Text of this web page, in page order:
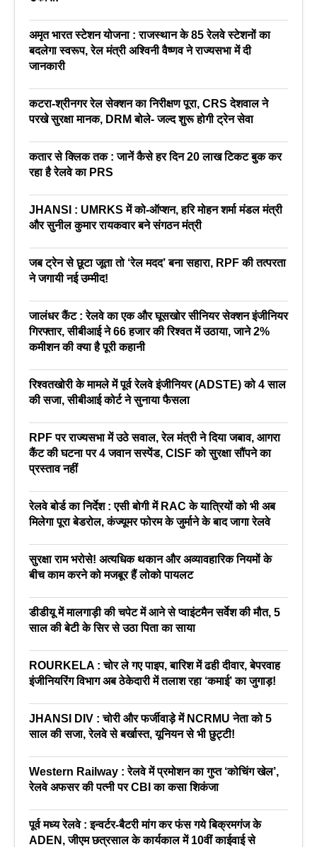
अमृत भारत स्टेशन योजना : राजस्थान के 85 रेलवे स्टेशनों का
बदलेगा स्वरूप, रेल मंत्री अश्विनी वैष्णव ने राज्यसभा में दी
जानकारी
कटरा-श्रीनगर रेल सेक्शन का निरीक्षण पूरा, CRS देशवाल ने
परखे सुरक्षा मानक, DRM बोले- जल्द शुरू होगी ट्रेन सेवा
कतार से क्लिक तक : जानें कैसे हर दिन 20 लाख टिकट बुक कर
रहा है रेलवे का PRS
JHANSI : UMRKS में को-ऑप्शन, हरि मोहन शर्मा मंडल मंत्री
और सुनील कुमार रायकवार बने संगठन मंत्री
जब ट्रेन से छूटा जूता तो ‘रेल मदद’ बना सहारा, RPF की तत्परता
ने जगायी नई उम्मीद!
जालंधर कैंट : रेलवे का एक और घूसखोर सीनियर सेक्शन इंजीनियर
गिरफ्तार, सीबीआई ने 66 हजार की रिश्वत में उठाया, जाने 2%
कमीशन की क्या है पूरी कहानी
रिश्वतखोरी के मामले में पूर्व रेलवे इंजीनियर (ADSTE) को 4 साल
की सजा, सीबीआई कोर्ट ने सुनाया फैसला
RPF पर राज्यसभा में उठे सवाल, रेल मंत्री ने दिया जबाव, आगरा
कैंट की घटना पर 4 जवान सस्पेंड, CISF को सुरक्षा सौंपने का
प्रस्ताव नहीं
रेलवे बोर्ड का निर्देश : एसी बोगी में RAC के यात्रियों को भी अब
मिलेगा पूरा बेडरोल, कंज्यूमर फोरम के जुर्माने के बाद जागा रेलवे
सुरक्षा राम भरोसे! अत्यधिक थकान और अव्यावहारिक नियमों के
बीच काम करने को मजबूर हैं लोको पायलट
डीडीयू में मालगाड़ी की चपेट में आने से प्वाइंटमैन सर्वेश की मौत, 5
साल की बेटी के सिर से उठा पिता का साया
ROURKELA : चोर ले गए पाइप, बारिश में ढही दीवार, बेपरवाह
इंजीनियरिंग विभाग अब ठेकेदारी में तलाश रहा ‘कमाई’ का जुगाड़!
JHANSI DIV : चोरी और फर्जीवाड़े में NCRMU नेता को 5
साल की सजा, रेलवे से बर्खास्त, यूनियन से भी छुट्टी!
Western Railway : रेलवे में प्रमोशन का गुप्त ‘कोचिंग खेल’,
रेलवे अफसर की पत्नी पर CBI का कसा शिकंजा
पूर्व मध्य रेलवे : इन्वर्टर-बैटरी मांग कर फंस गये बिक्रमगंज के
ADEN, जीएम छत्रसाल के कार्यकाल में 10वीं काईवाई से